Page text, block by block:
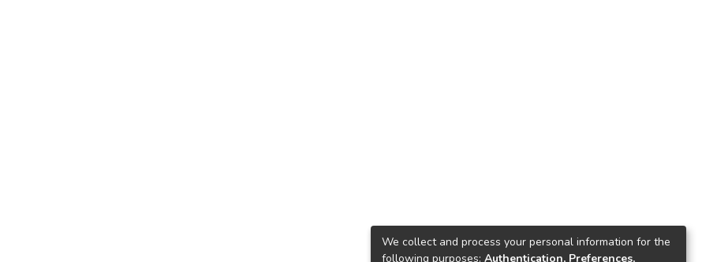
We collect and process your personal information for the
following purposes: Authentication, Preferences,